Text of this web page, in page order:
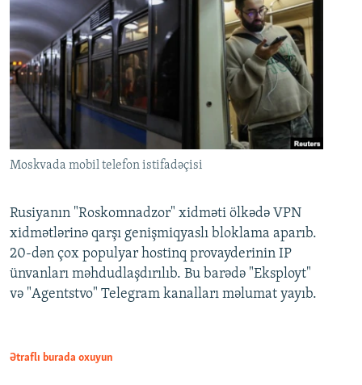
Moskvada mobil telefon istifadəçisi
Rusiyanın "Roskomnadzor" xidməti ölkədə VPN
xidmətlərinə qarşı genişmiqyaslı bloklama aparıb.
20-dən çox populyar hostinq provayderinin IP
ünvanları məhdudlaşdırılıb. Bu barədə "Eksployt"
və "Agentstvo" Telegram kanalları məlumat yayıb.
Ətraflı burada oxuyun